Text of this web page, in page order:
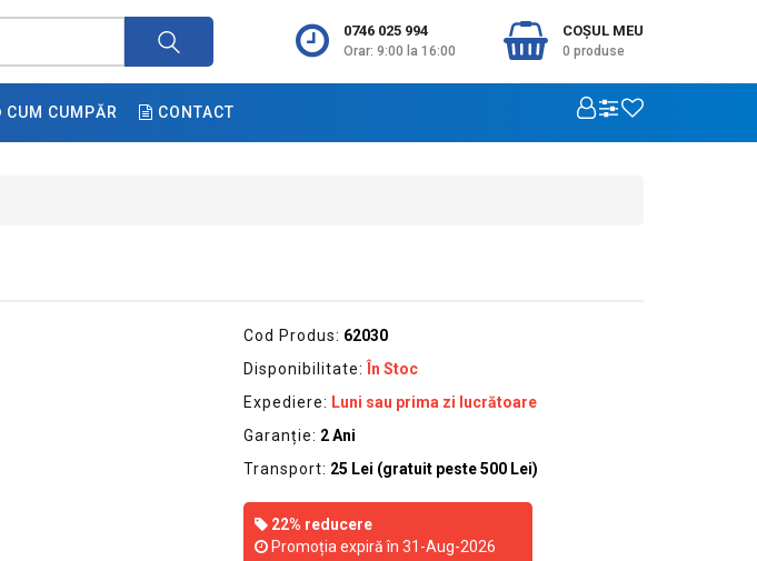
0746 025 994
Orar: 9:00 la 16:00
COŞUL MEU
0 produse
CUM CUMPĂR CONTACT
Cod Produs: 62030
Disponibilitate:
În Stoc
Expediere: Luni sau prima zi lucrătoare
Garanție: 2 Ani
Transport: 25 Lei (gratuit peste 500 Lei)
22% reducere
Promoția expiră în 31-Aug-2026